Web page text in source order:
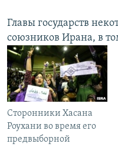
Главы государств
союзников Ирана, в
Сторонники Хасана
Роухани во время его
предвыборной